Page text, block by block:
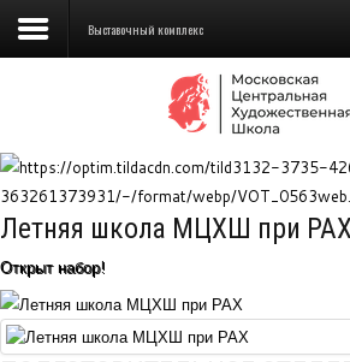
Сведения об образовательной
Школа
Детская Художественная школа
Поступающим
Выставочный комплекс
Летняя школа МЦХШ при РАХ
Открыт набор!